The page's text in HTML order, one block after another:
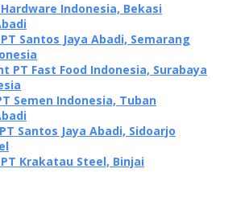
Indonesia, Bekasi
Santos Jaya Abadi, Semarang
PT Fast Food Indonesia, Surabaya
Semen Indonesia, Tuban
Santos Jaya Abadi, Sidoarjo
Krakatau Steel, Binjai